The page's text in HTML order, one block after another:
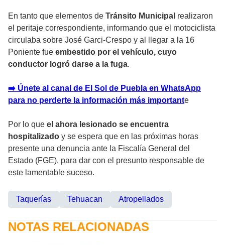
En tanto que elementos de Tránsito Municipal realizaron
el peritaje correspondiente, informando que el motociclista
circulaba sobre José Garci-Crespo y al llegar a la 16
Poniente fue embestido por el vehículo, cuyo
conductor logró darse a la fuga.
➡️ Únete al canal de El Sol de Puebla en WhatsApp
para no perderte la información más importante
Por lo que el ahora lesionado se encuentra
hospitalizado y se espera que en las próximas horas
presente una denuncia ante la Fiscalía General del
Estado (FGE), para dar con el presunto responsable de
este lamentable suceso.
Taquerías Tehuacan Atropellados
NOTAS RELACIONADAS